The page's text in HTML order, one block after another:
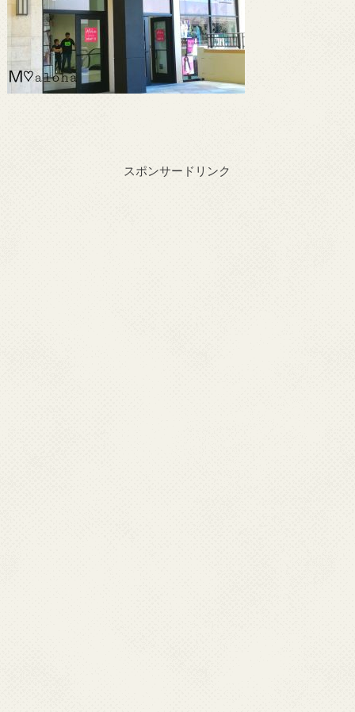
スポンサードリンク